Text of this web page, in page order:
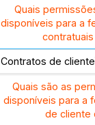
Quais
disponíveis para a
Contratos de cliente
Quais são as
disponíveis para a
de cliente